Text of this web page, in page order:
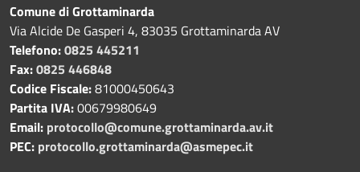
Comune di Grottaminarda
Via Alcide De Gasperi 4, 83035 Grottaminarda AV
Telefono:0825 445211
Fax:0825 446848
Codice Fiscale:81000450643
Partita IVA:00679980649
Email: protocollo@comune.grottaminarda.av.it
PEC: protocollo.grottaminarda@asmepec.it